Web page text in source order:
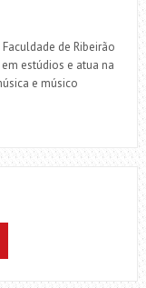
de Ribeirão
estúdios e atua na
e músico